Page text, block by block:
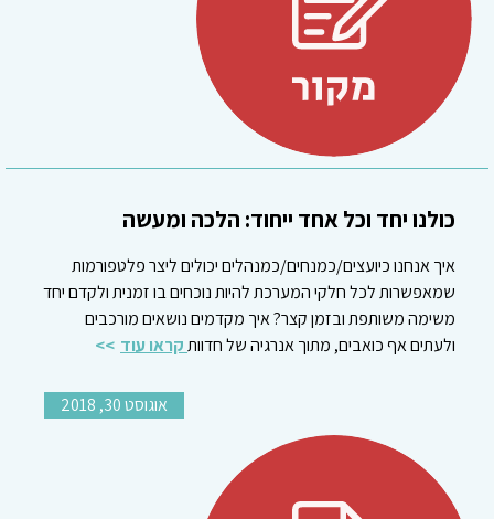
כולנו יחד וכל אחד ייחוד: הלכה ומעשה
איך אנחנו כיועצים/כמנחים/כמנהלים יכולים ליצר פלטפורמות
שמאפשרות לכל חלקי המערכת להיות נוכחים בו זמנית ולקדם יחד
משימה משותפת ובזמן קצר? איך מקדמים נושאים מורכבים
ולעתים אף כואבים, מתוך אנרגיה של חדוותקראו עוד
אוגוסט 30, 2018